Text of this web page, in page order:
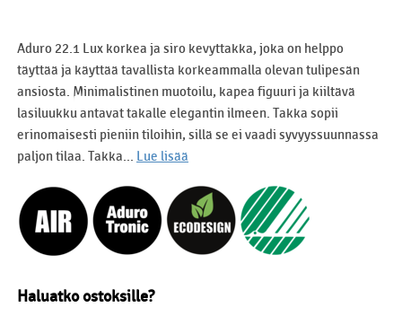
Aduro 22.1 Lux korkea ja siro kevyttakka, joka on helppo
täyttää ja käyttää tavallista korkeammalla olevan tulipesän
ansiosta. Minimalistinen muotoilu, kapea figuuri ja kiiltävä
lasiluukku antavat takalle elegantin ilmeen. Takka sopii
erinomaisesti pieniin tiloihin, sillä se ei vaadi syvyyssuunnassa
paljon tilaa. Takka... Lue lisää
Haluatko ostoksille?